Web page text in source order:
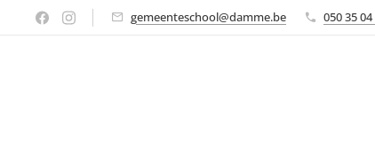
gemeenteschool@damme.be 050 35 04